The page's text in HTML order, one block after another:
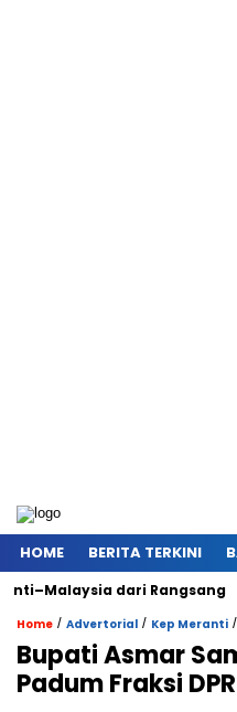
HOME BERITA TERKINI
dari Rangsang
Home / Advertorial / Kep Meranti /
Bupati Asmar
Padum Fraksi